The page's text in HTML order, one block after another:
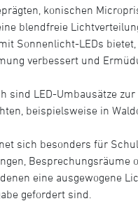
konischen
blendfreie
Sonnenlicht-LEDs bietet,
verbessert und
sind LED-Umbausätze
beispielsweise in
sich besonders für
Besprechungsräume
eine ausgewogene
gefordert sind.